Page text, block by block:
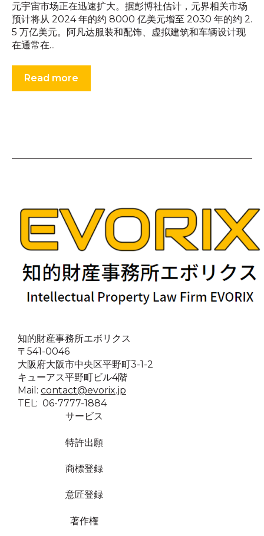
元宇宙市场正在迅速扩大。据彭博社估计，元界相关市场
预计将从 2024 年的约 8000 亿美元增至 2030 年的约 2.
5 万亿美元。阿凡达服装和配饰、虚拟建筑和车辆设计现
在通常在...
Read more
知的財産事務所エボリクス
〒541-0046
大阪府大阪市中央区平野町3-1-2
キューアス平野町ビル4階
Mail: contact@evorix.jp
TEL: 06-7777-1884
サービス
特許出願
商標登録
意匠登録
著作権